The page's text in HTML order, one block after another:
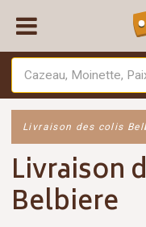
Livraison des colis
Livraison
Belbiere